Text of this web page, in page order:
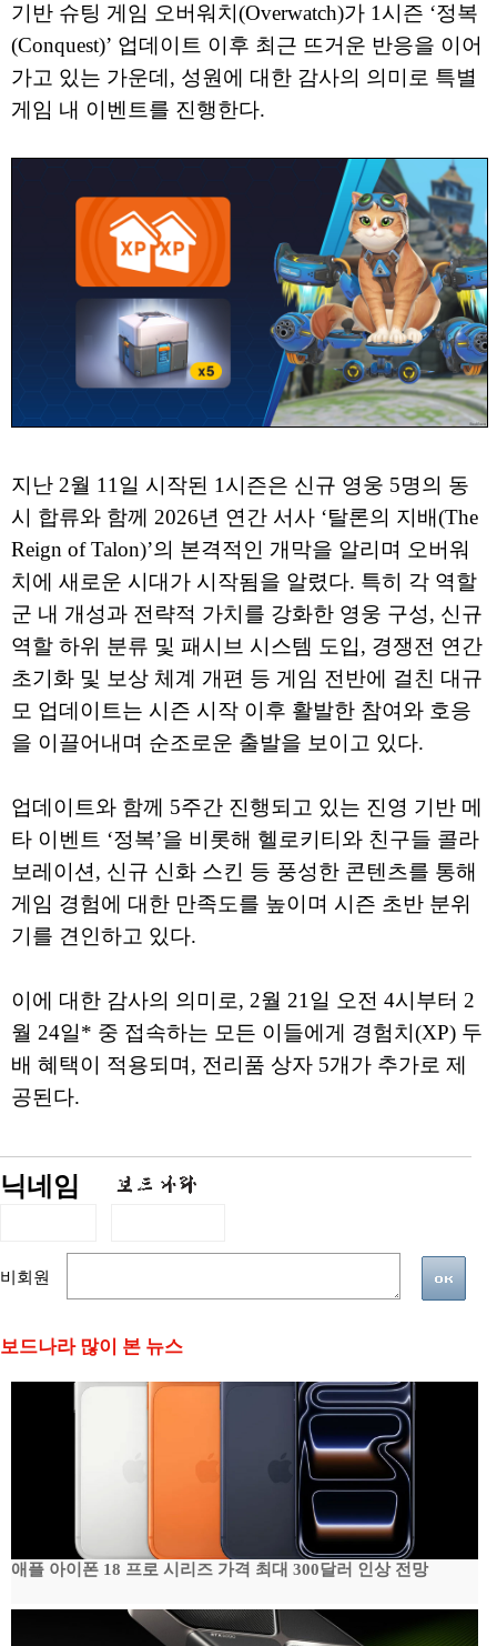
기반 슈팅 게임 오버워치(Overwatch)가 1시즌 ‘정복
(Conquest)’ 업데이트 이후 최근 뜨거운 반응을 이어
가고 있는 가운데, 성원에 대한 감사의 의미로 특별
게임 내 이벤트를 진행한다.
지난 2월 11일 시작된 1시즌은 신규 영웅 5명의 동
시 합류와 함께 2026년 연간 서사 ‘탈론의 지배(The
Reign of Talon)’의 본격적인 개막을 알리며 오버워
치에 새로운 시대가 시작됨을 알렸다. 특히 각 역할
군 내 개성과 전략적 가치를 강화한 영웅 구성, 신규
역할 하위 분류 및 패시브 시스템 도입, 경쟁전 연간
초기화 및 보상 체계 개편 등 게임 전반에 걸친 대규
모 업데이트는 시즌 시작 이후 활발한 참여와 호응
을 이끌어내며 순조로운 출발을 보이고 있다.
업데이트와 함께 5주간 진행되고 있는 진영 기반 메
타 이벤트 ‘정복’을 비롯해 헬로키티와 친구들 콜라
보레이션, 신규 신화 스킨 등 풍성한 콘텐츠를 통해
게임 경험에 대한 만족도를 높이며 시즌 초반 분위
기를 견인하고 있다.
이에 대한 감사의 의미로, 2월 21일 오전 4시부터 2
월 24일* 중 접속하는 모든 이들에게 경험치(XP) 두
배 혜택이 적용되며, 전리품 상자 5개가 추가로 제
공된다.
닉네임
비회원
보드나라 많이 본 뉴스
애플 아이폰 18 프로 시리즈 가격 최대 300달러 인상 전망